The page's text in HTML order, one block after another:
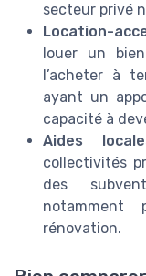
secteur privé
Location-
louer un
l’acheter à
ayant un
capacité à
Aides
collectivités
des
notamment
rénovation.